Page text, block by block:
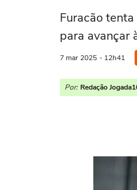
Furacão
para avançar
7 mar 2025 - 12h41
Por: Redação